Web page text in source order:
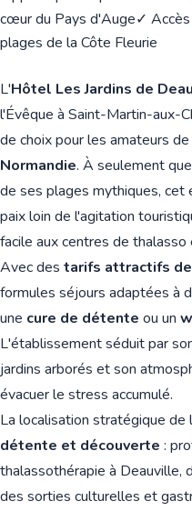
cœur du Pays d'Auge✓
plages de la Côte Fleurie
L'Hôtel Les Jardins de
l'Évêque à Saint-Martin-aux-
de choix pour les amateurs de
Normandie. À seulement
de ses plages mythiques,
paix loin de l'agitation
facile aux centres de thalasso
Avec des tarifs attractifs
formules séjours adaptées à
une cure de détente ou un
L'établissement séduit par
jardins arborés et son
évacuer le stress accumulé.
La localisation stratégique
détente et découverte :
thalassothérapie à Deauville,
des sorties culturelles et